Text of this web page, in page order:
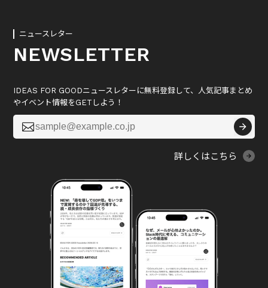
ニュースレター
NEWSLETTER
IDEAS FOR GOODニュースレターに無料登録して、人気記事まとめ
やイベント情報をGETしよう！

詳しくはこちら